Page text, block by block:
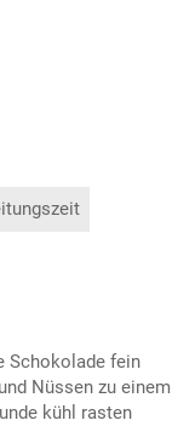
Schokolade fein
Nüssen zu einem
kühl rasten